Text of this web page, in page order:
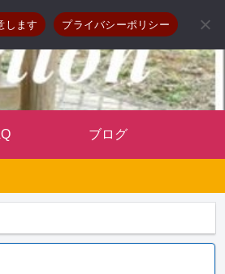
ブログ
します プライバシーポリシー